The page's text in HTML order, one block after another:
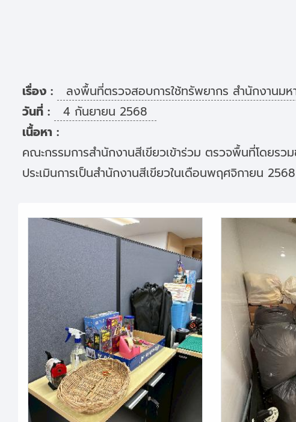
เรื่อง :
ลงพื้นที่ตรวจสอบการใช้ทรัพยากร สำนักงานม
วันที่ :
4 กันยายน 2568
เนื้อหา :
คณะกรรมการสำนักงานสีเขียวเข้าร่วม ตรวจพื้นที่โดย
ประเมินการเป็นสำนักงานสีเขียวในเดือนพฤศจิกายน 2568